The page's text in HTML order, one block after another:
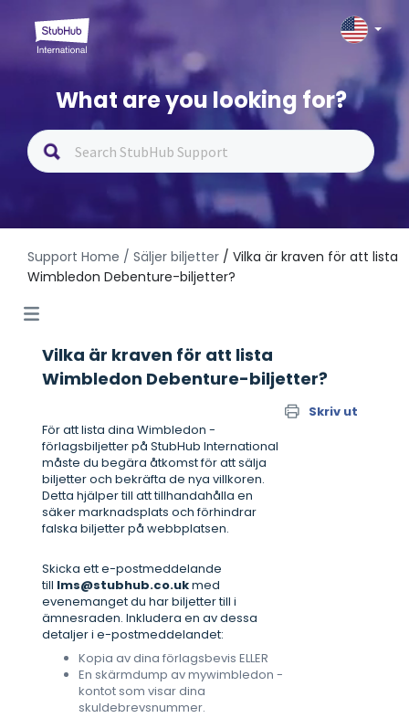
What are you looking for?
Support Home / Säljer biljetter / Vilka är kraven för att lista
Wimbledon Debenture-biljetter?
Vilka är kraven för att lista
Wimbledon Debenture-biljetter?
Skriv ut
För att lista dina Wimbledon -
förlagsbiljetter på StubHub International
måste du begära åtkomst för att sälja
biljetter och bekräfta de nya villkoren.
Detta hjälper till att tillhandahålla en
säker marknadsplats och förhindrar
falska biljetter på webbplatsen.
Skicka ett e-postmeddelande
till lms@stubhub.co.ukmed
evenemanget du har biljetter till i
ämnesraden. Inkludera en av dessa
detaljer i e-postmeddelandet:
Kopia av dina förlagsbevis ELLER
En skärmdump av mywimbledon -
kontot som visar dina
skuldebrevsnummer.